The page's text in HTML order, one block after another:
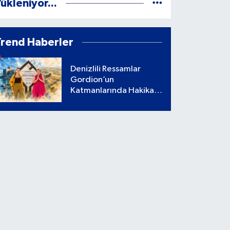
Haberler
Denizlili Ressamlar
Gordion’un
Katmanlarında Hakikati